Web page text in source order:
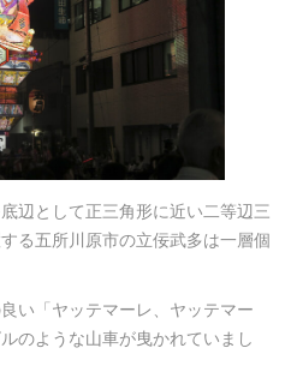
辺として正三角形に近い二等辺三
る五所川原市の立佞武多は一層個
い「ヤッテマーレ、ヤッテマー
のような山車が曳かれていまし